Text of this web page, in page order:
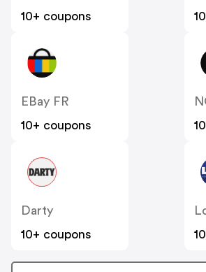
10+ coupons
EBay FR
10+ coupons
Darty
10+ coupons